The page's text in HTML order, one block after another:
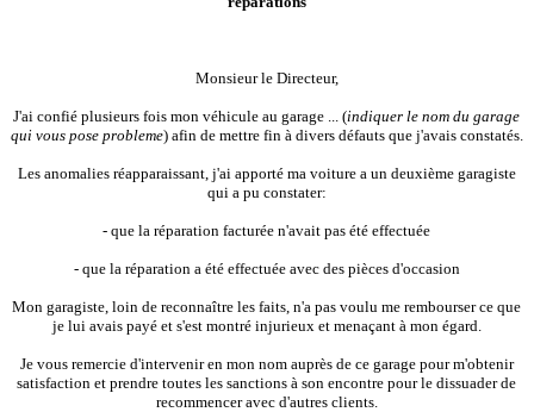
Monsieur le Directeur,
J'ai confié plusieurs fois mon véhicule au garage ... (indiquer le nom du garage
qui vous pose probleme) afin de mettre fin à divers défauts que j'avais constatés.
Les anomalies réapparaissant, j'ai apporté ma voiture a un deuxième garagiste
qui a pu constater:
- que la réparation facturée n'avait pas été effectuée
- que la réparation a été effectuée avec des pièces d'occasion
Mon garagiste, loin de reconnaître les faits, n'a pas voulu me rembourser ce que
je lui avais payé et s'est montré injurieux et menaçant à mon égard.
Je vous remercie d'intervenir en mon nom auprès de ce garage pour m'obtenir
satisfaction et prendre toutes les sanctions à son encontre pour le dissuader de
recommencer avec d'autres clients.